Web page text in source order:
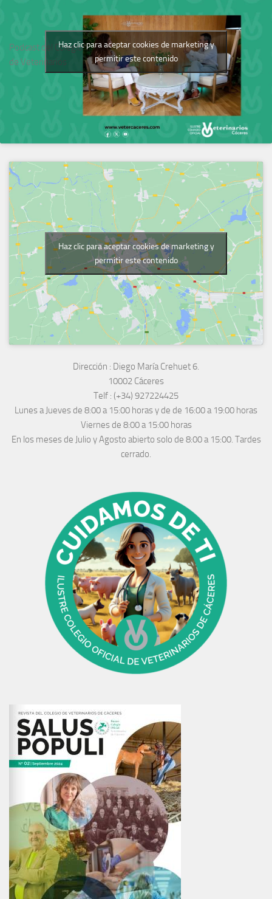
Podcast del Colegio
de Veterinarios
Haz clic para aceptar cookies de marketing y
permitir este contenido
Haz clic para aceptar cookies de marketing y
permitir este contenido
Dirección : Diego María Crehuet 6.
10002 Cáceres
Telf : (+34) 927224425
Lunes a Jueves de 8:00 a 15:00 horas y de de 16:00 a 19:00 horas
Viernes de 8:00 a 15:00 horas
En los meses de Julio y Agosto abierto solo de 8:00 a 15:00. Tardes
cerrado.